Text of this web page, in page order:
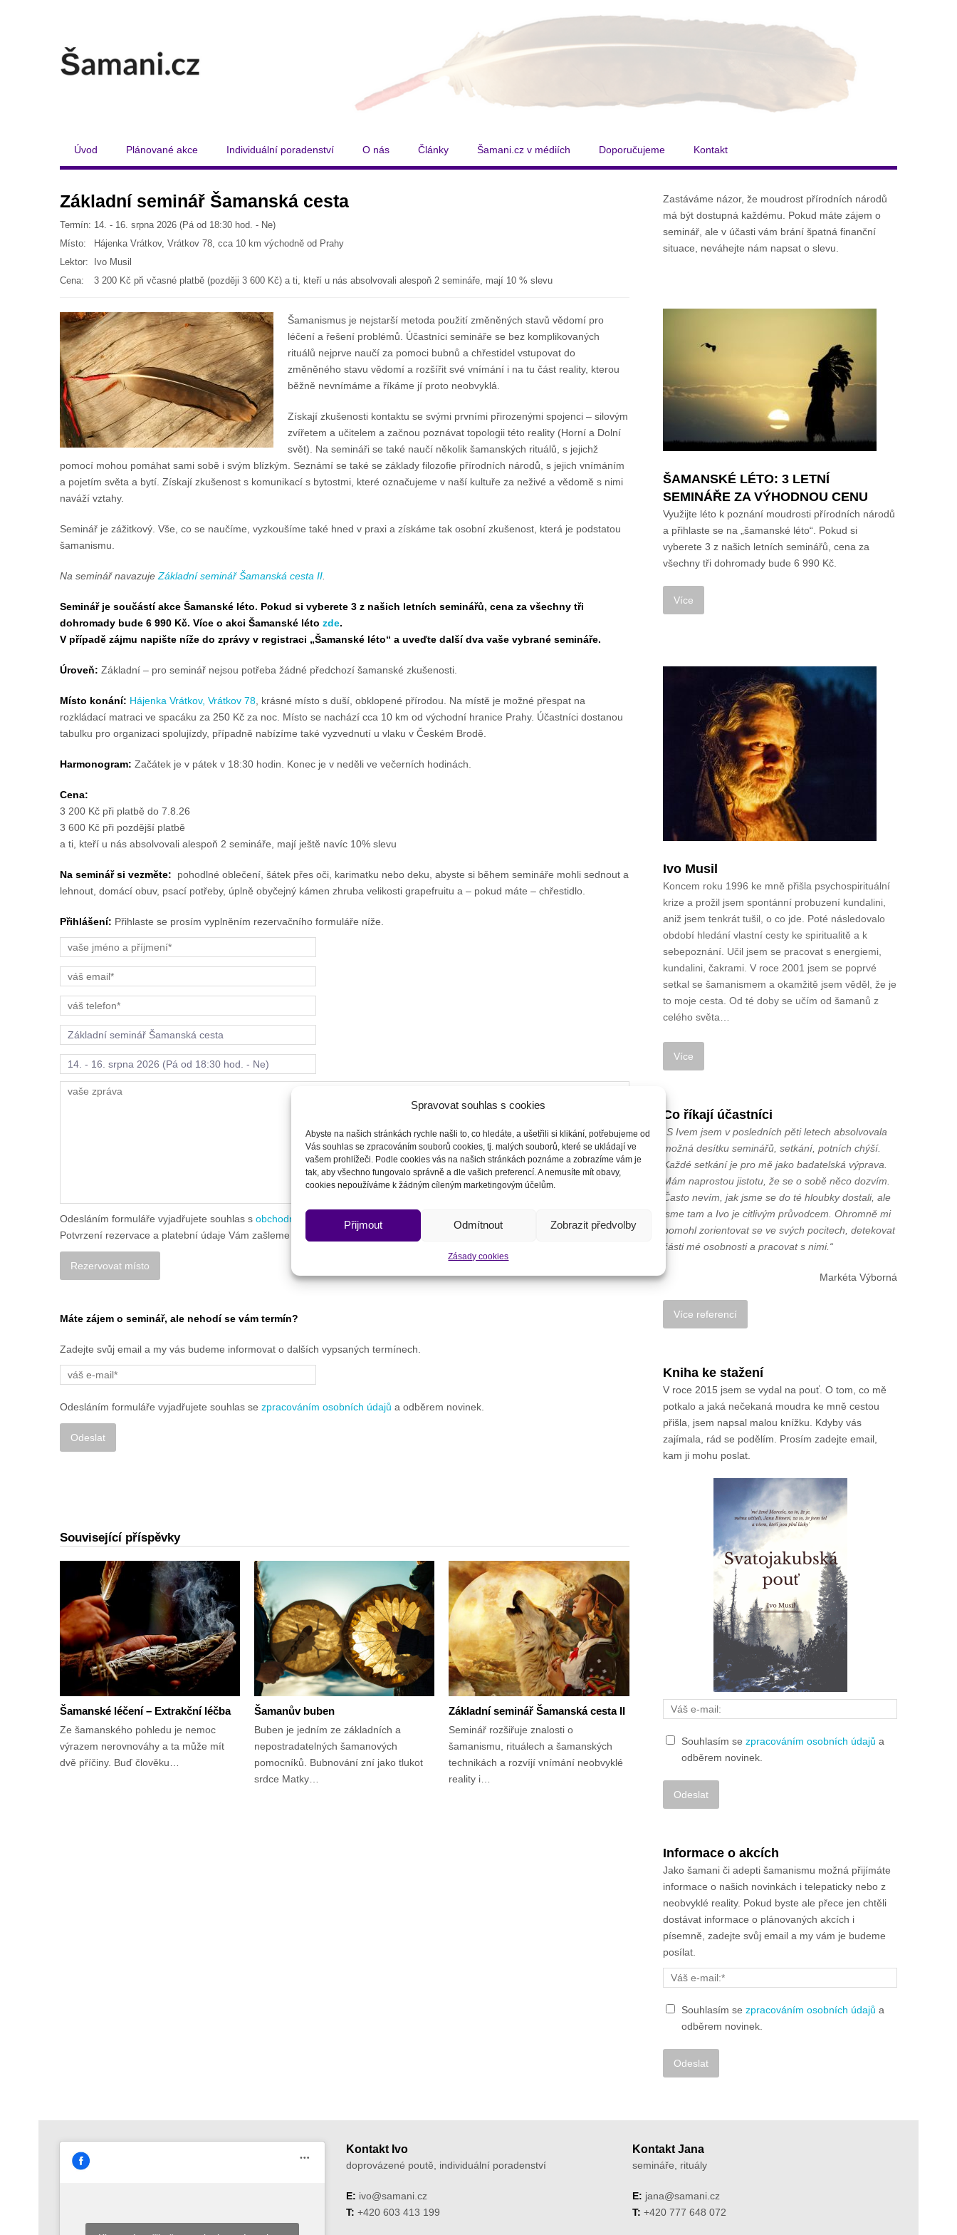
Spravovat souhlas s cookies
Abyste na našich stránkách rychle našli to, co hledáte, a ušetřili si klikání, potřebujeme od
Vás souhlas se zpracováním souborů cookies, tj. malých souborů, které se ukládají ve
vašem prohlížeči. Podle cookies vás na našich stránkách poznáme a zobrazíme vám je
tak, aby všechno fungovalo správně a dle vašich preferencí. A nemusíte mít obavy,
cookies nepoužíváme k žádným cíleným marketingovým účelům.
Přijmout Odmítnout Zobrazit předvolby
Zásady cookies
Úvod Plánované akce Individuální poradenství O nás Články Šamani.cz v médiích Doporučujeme Kontakt
Základní seminář Šamanská cesta
Termín: 14. - 16. srpna 2026 (Pá od 18:30 hod. - Ne)
Místo:
Hájenka Vrátkov, Vrátkov 78, cca 10 km východně od Prahy
Lektor:
Ivo Musil
Cena:
3 200 Kč při včasné platbě (později 3 600 Kč) a ti, kteří u nás absolvovali alespoň 2 semináře, mají 10 % slevu
Šamanismus je nejstarší metoda použití změněných stavů vědomí pro
léčení a řešení problémů. Účastníci semináře se bez komplikovaných
rituálů nejprve naučí za pomoci bubnů a chřestidel vstupovat do
změněného stavu vědomí a rozšířit své vnímání i na tu část reality, kterou
běžně nevnímáme a říkáme jí proto neobvyklá.
Získají zkušenosti kontaktu se svými prvními přirozenými spojenci – silovým
zvířetem a učitelem a začnou poznávat topologii této reality (Horní a Dolní
svět). Na semináři se také naučí několik šamanských rituálů, s jejichž
pomocí mohou pomáhat sami sobě i svým blízkým. Seznámí se také se základy filozofie přírodních národů, s jejich vnímáním
a pojetím světa a bytí. Získají zkušenost s komunikací s bytostmi, které označujeme v naší kultuře za neživé a vědomě s nimi
naváží vztahy.
Seminář je zážitkový. Vše, co se naučíme, vyzkoušíme také hned v praxi a získáme tak osobní zkušenost, která je podstatou
šamanismu.
Na seminář navazuje Základní seminář Šamanská cesta II.
Seminář je součástí akce Šamanské léto. Pokud si vyberete 3 z našich letních seminářů, cena za všechny tři
dohromady bude 6 990 Kč. Více o akci Šamanské léto zde.
V případě zájmu napište níže do zprávy v registraci „Šamanské léto“ a uveďte další dva vaše vybrané semináře.
Úroveň: Základní – pro seminář nejsou potřeba žádné předchozí šamanské zkušenosti.
Místo konání: Hájenka Vrátkov, Vrátkov 78, krásné místo s duší, obklopené přírodou. Na místě je možné přespat na
rozkládací matraci ve spacáku za 250 Kč za noc. Místo se nachází cca 10 km od východní hranice Prahy. Účastníci dostanou
tabulku pro organizaci spolujízdy, případně nabízíme také vyzvednutí u vlaku v Českém Brodě.
Harmonogram: Začátek je v pátek v 18:30 hodin. Konec je v neděli ve večerních hodinách.
Cena:
3 200 Kč při platbě do 7.8.26
3 600 Kč při pozdější platbě
a ti, kteří u nás absolvovali alespoň 2 semináře, mají ještě navíc 10% slevu
Na seminář si vezměte:
pohodlné oblečení, šátek přes oči, karimatku nebo deku, abyste si během semináře mohli sednout a
lehnout, domácí obuv, psací potřeby, úplně obyčejný kámen zhruba velikosti grapefruitu a – pokud máte – chřestidlo.
Přihlášení: Přihlaste se prosím vyplněním rezervačního formuláře níže.
Odesláním formuláře vyjadřujete souhlas s obchodními podmínkami
Potvrzení rezervace a platební údaje Vám zašleme během krátké doby po odeslání rezervace.
Máte zájem o seminář, ale nehodí se vám termín?
Zadejte svůj email a my vás budeme informovat o dalších vypsaných termínech.
Odesláním formuláře vyjadřujete souhlas se zpracováním osobních údajů a odběrem novinek.
Související příspěvky
Šamanské léčení – Extrakční léčba
Ze šamanského pohledu je nemoc
výrazem nerovnováhy a ta může mít
dvě příčiny. Buď člověku…
Šamanův buben
Buben je jedním ze základních a
nepostradatelných šamanových
pomocníků. Bubnování zní jako tlukot
srdce Matky…
Základní seminář Šamanská cesta II
Seminář rozšiřuje znalosti o
šamanismu, rituálech a šamanských
technikách a rozvíjí vnímání neobvyklé
reality i…
Zastáváme názor, že moudrost přírodních národů
má být dostupná každému. Pokud máte zájem o
seminář, ale v účasti vám brání špatná finanční
situace, neváhejte nám napsat o slevu.
ŠAMANSKÉ LÉTO: 3 LETNÍ
SEMINÁŘE ZA VÝHODNOU CENU
Využijte léto k poznání moudrosti přírodních národů
a přihlaste se na „šamanské léto“. Pokud si
vyberete 3 z našich letních seminářů, cena za
všechny tři dohromady bude 6 990 Kč.
Ivo Musil
Koncem roku 1996 ke mně přišla psychospirituální
krize a prožil jsem spontánní probuzení kundalini,
aniž jsem tenkrát tušil, o co jde. Poté následovalo
období hledání vlastní cesty ke spiritualitě a k
sebepoznání. Učil jsem se pracovat s energiemi,
kundalini, čakrami. V roce 2001 jsem se poprvé
setkal se šamanismem a okamžitě jsem věděl, že je
to moje cesta. Od té doby se učím od šamanů z
celého světa…
Co říkají účastníci
„S Ivem jsem v posledních pěti letech absolvovala
možná desítku seminářů, setkání, potních chýší.
Každé setkání je pro mě jako badatelská výprava.
Mám naprostou jistotu, že se o sobě něco dozvím.
Často nevím, jak jsme se do té hloubky dostali, ale
jsme tam a Ivo je citlivým průvodcem. Ohromně mi
pomohl zorientovat se ve svých pocitech, detekovat
části mé osobnosti a pracovat s nimi.“
Markéta Výborná
Kniha ke stažení
V roce 2015 jsem se vydal na pouť. O tom, co mě
potkalo a jaká nečekaná moudra ke mně cestou
přišla, jsem napsal malou knížku. Kdyby vás
zajímala, rád se podělím. Prosím zadejte email,
kam ji mohu poslat.
Souhlasím se zpracováním osobních údajů a
odběrem novinek.
Informace o akcích
Jako šamani či adepti šamanismu možná přijímáte
informace o našich novinkách i telepaticky nebo z
neobvyklé reality. Pokud byste ale přece jen chtěli
dostávat informace o plánovaných akcích i
písemně, zadejte svůj email a my vám je budeme
posílat.
Souhlasím se zpracováním osobních údajů a
odběrem novinek.
Kontakt Ivo
doprovázené poutě, individuální poradenství
E: ivo@samani.cz
T: +420 603 413 199
Kontakt Jana
semináře, rituály
E: jana@samani.cz
T: +420 777 648 072